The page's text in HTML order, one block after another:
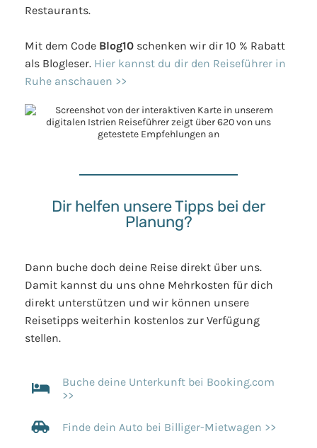
Restaurants.
Mit dem Code Blog10 schenken wir dir 10 % Rabatt
als Blogleser. Hier kannst du dir den Reiseführer in
Ruhe anschauen >>
Dir helfen unsere Tipps bei der
Planung?
Dann buche doch deine Reise direkt über uns.
Damit kannst du uns ohne Mehrkosten für dich
direkt unterstützen und wir können unsere
Reisetipps weiterhin kostenlos zur Verfügung
stellen.
Buche deine Unterkunft bei Booking.com
>>
Finde dein Auto bei Billiger-Mietwagen >>